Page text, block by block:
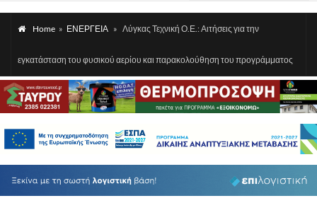
Home » ΕΝΕΡΓΕΙΑ » Λύγκας Τεχνική Ο.Ε.: Αιτήσεις για την
εγκατάσταση του φυσικού αερίου και παρακολούθηση του προγράμματος